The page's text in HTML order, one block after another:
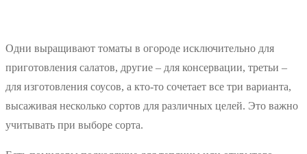
Одни выращивают томаты в огороде исключительно для
приготовления салатов, другие – для консервации, третьи –
для изготовления соусов, а кто-то сочетает все три варианта,
высаживая несколько сортов для различных целей. Это важно
учитывать при выборе сорта.